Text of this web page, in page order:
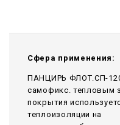
Сфера применения:
ПАНЦИРЬ ФЛОТ.СП-120
самофикс. тепловым
покрытия
теплоизоляции на